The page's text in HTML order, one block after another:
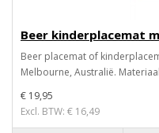
Beer kinderplacemat
Beer placemat of
Melbourne, Australië.
€ 19,95
Excl. BTW: € 16,49